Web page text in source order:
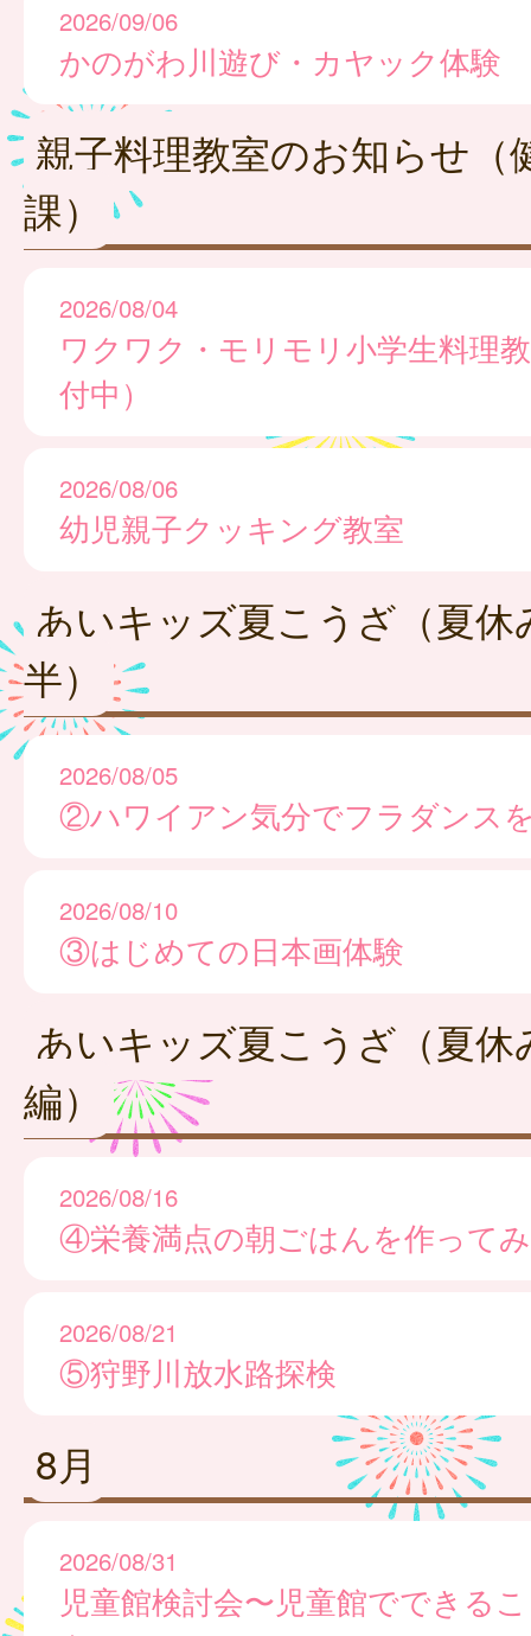
2026/09/06
かのがわ川遊び・カヤック体験
親子料理教室のお知らせ（
課）
2026/08/04
ワクワク・モリモリ小学生料理
付中）
2026/08/06
幼児親子クッキング教室
あいキッズ夏こうざ（夏
半）
2026/08/05
②ハワイアン気分でフラダンス
2026/08/10
③はじめての日本画体験
あいキッズ夏こうざ（夏
編）
2026/08/16
④栄養満点の朝ごはんを作って
2026/08/21
⑤狩野川放水路探検
8月
2026/08/31
児童館検討会〜児童館でできる